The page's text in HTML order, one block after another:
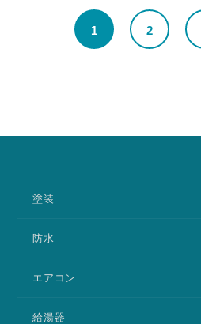
1 2
塗装
防水
エアコン
給湯器